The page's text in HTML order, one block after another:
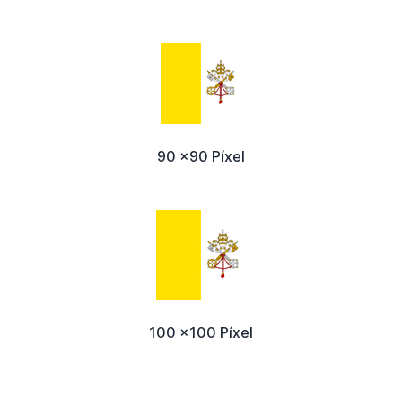
90 x90 Píxel
100 x100 Píxel